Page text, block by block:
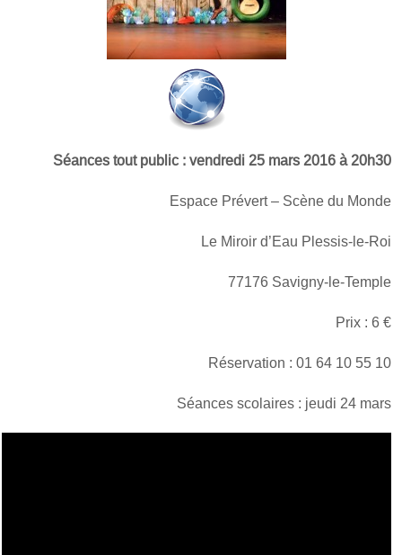
Séances tout public : vendredi 25 mars 2016 à 20h30
Espace Prévert – Scène du Monde
Le Miroir d’Eau Plessis-le-Roi
77176 Savigny-le-Temple
Prix : 6 €
Réservation : 01 64 10 55 10
Séances scolaires : jeudi 24 mars